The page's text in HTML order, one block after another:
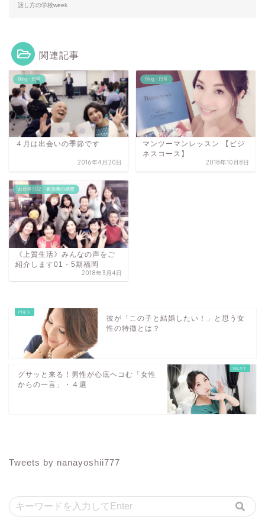
話し方の学校week
関連記事
Blog・日常
４月は出会いの季節です
2016年4月20日
Blog・日常
マンツーマンレッスン 【ビジ
ネスコース】
2018年10月8日
お仕事日記・参加者の感想
《上質生活》みんなの声をご
紹介します01・5期福岡
2018年3月4日
彼が「この子と結婚したい！」と思う女
性の特徴とは？
グサッと来る！男性が心底ヘコむ「女性
からの一言」・４選
Tweets by nanayoshii777